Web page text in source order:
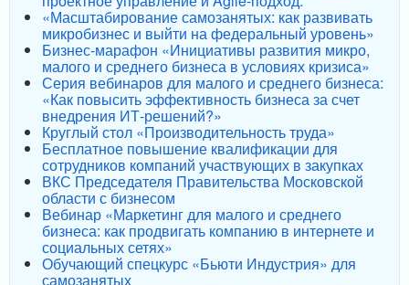
«Масштабирование самозанятых: как развивать
микробизнес и выйти на федеральный уровень»
Бизнес-марафон «Инициативы развития микро,
малого и среднего бизнеса в условиях кризиса»
Серия вебинаров для малого и среднего бизнеса:
«Как повысить эффективность бизнеса за счет
внедрения ИТ-решений?»
Круглый стол «Производительность труда»
Бесплатное повышение квалификации для
сотрудников компаний участвующих в закупках
ВКС Председателя Правительства Московской
области с бизнесом
Вебинар «Маркетинг для малого и среднего
бизнеса: как продвигать компанию в интернете и
социальных сетях»
Обучающий спецкурс «Бьюти Индустрия» для
самозанятых